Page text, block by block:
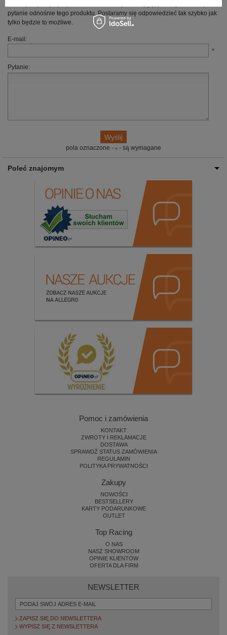
pytanie odnośnie tego produktu. Postaramy się odpowiedzieć tak szybko jak
tylko będzie to możliwe.
E-mail:
Pytanie:
pola oznaczone - - są wymagane
Poleć znajomym
Pomoc i zamówienia
KONTAKT
ZWROTY I REKLAMACJE
DOSTAWA
SPRAWDŹ STATUS ZAMÓWIENIA
REGULAMIN
POLITYKA PRYWATNOŚCI
Zakupy
NOWOŚCI
BESTSELLERY
KARTY PODARUNKOWE
OUTLET
Top Racing
O NAS
NASZ SHOWROOM
OPINIE KLIENTÓW
OFERTA DLA FIRM
NEWSLETTER
ZAPISZ SIĘ DO NEWSLETTERA
WYPISZ SIĘ Z NEWSLETTERA